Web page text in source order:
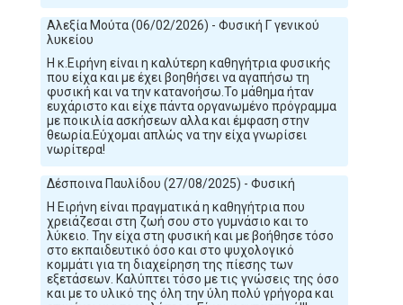
Αλεξία Μούτα (06/02/2026) - Φυσική Γ γενικού
λυκείου
Η κ.Ειρήνη είναι η καλύτερη καθηγήτρια φυσικής
που είχα και με έχει βοηθήσει να αγαπήσω τη
φυσική και να την κατανοήσω.Το μάθημα ήταν
ευχάριστο και είχε πάντα οργανωμένο πρόγραμμα
με ποικιλία ασκήσεων αλλα και έμφαση στην
θεωρία.Εύχομαι απλώς να την είχα γνωρίσει
νωρίτερα!
Δέσποινα Παυλίδου (27/08/2025) - Φυσική
Η Ειρήνη είναι πραγματικά η καθηγήτρια που
χρειάζεσαι στη ζωή σου στο γυμνάσιο και το
λύκειο. Την είχα στη φυσική και με βοήθησε τόσο
στο εκπαιδευτικό όσο και στο ψυχολογικό
κομμάτι για τη διαχείρηση της πίεσης των
εξετάσεων. Καλύπτει τόσο με τις γνώσεις της όσο
και με το υλικό της όλη την ύλη πολύ γρήγορα και